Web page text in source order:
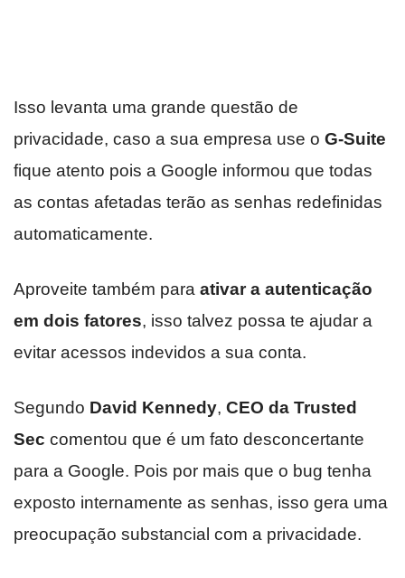
Isso levanta uma grande questão de
privacidade, caso a sua empresa use o G-Suite
fique atento pois a Google informou que todas
as contas afetadas terão as senhas redefinidas
automaticamente.
Aproveite também para ativar a autenticação
em dois fatores, isso talvez possa te ajudar a
evitar acessos indevidos a sua conta.
Segundo David Kennedy, CEO da Trusted
Sec comentou que é um fato desconcertante
para a Google. Pois por mais que o bug tenha
exposto internamente as senhas, isso gera uma
preocupação substancial com a privacidade.